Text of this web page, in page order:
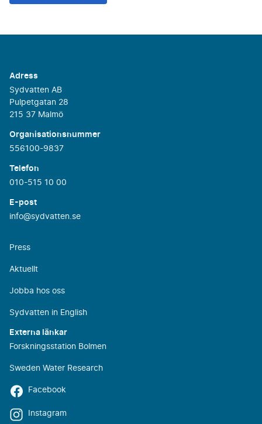
Adress
Sydvatten AB
Pulpetgatan 28
215 37 Malmö
Organisationsnummer
556100-9837
Telefon
010-515 10 00
E-post
info@sydvatten.se
Press
Aktuellt
Jobba hos oss
Sydvatten in English
Externa länkar
Forskningsstation Bolmen
Sweden Water Research
Facebook
Instagram